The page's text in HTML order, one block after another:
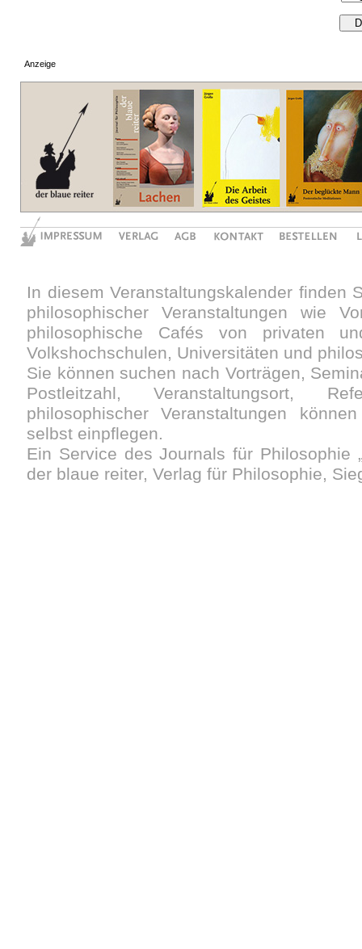
Anzeige
In diesem Veranstaltungskalender finden
philosophischer Veranstaltungen wie
philosophische Cafés von privaten
Volkshochschulen, Universitäten und
Sie können suchen nach Vorträgen,
Postleitzahl, Veranstaltungsort,
philosophischer Veranstaltungen
selbst einpflegen.
Ein Service des Journals für Philosophie
der blaue reiter, Verlag für Philosophie,